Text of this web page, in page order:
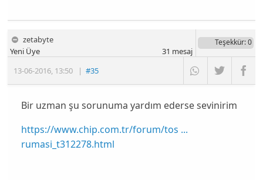
zetabyte
13-06-2016, 13:50 |#35
Yeni Üye
Teşekkür: 0
31 mesaj
Bir uzman şu sorunuma yardım ederse sevinirim
https://www.chip.com.tr/forum/tos ...
rumasi_t312278.html